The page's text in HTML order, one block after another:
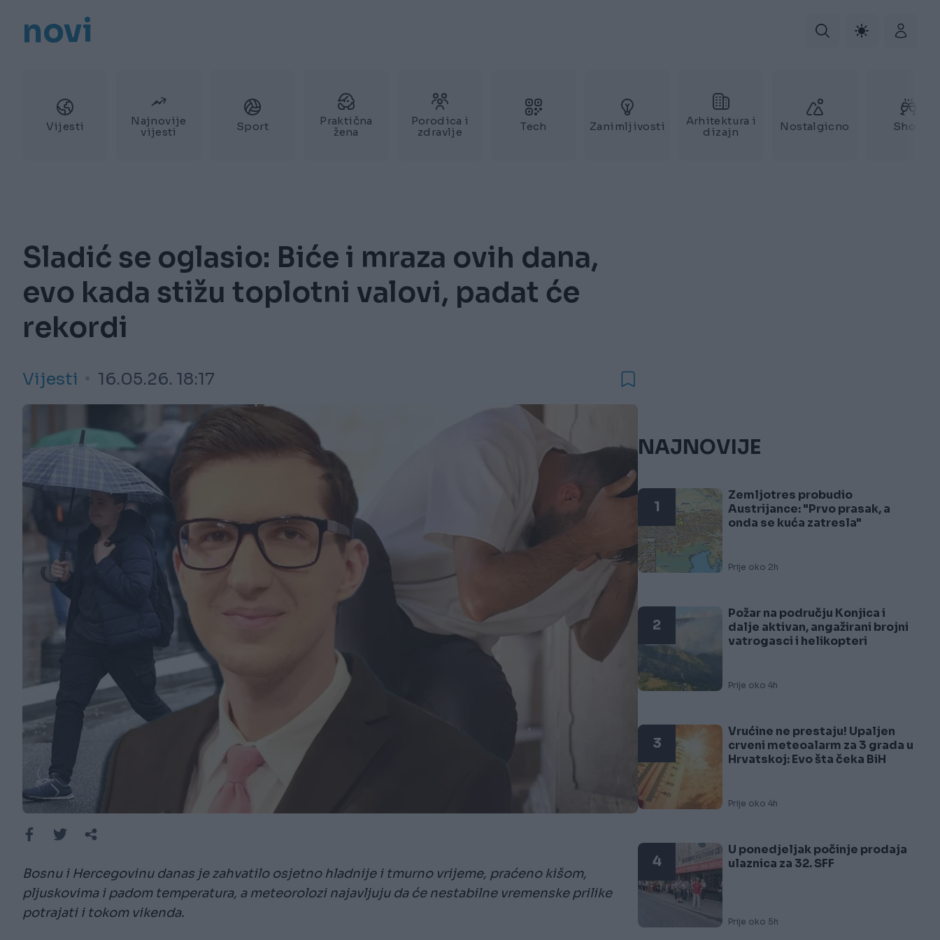
novi
Vijesti
Najnovije
vijesti
Sport
Praktična
žena
Porodica i
zdravlje
Tech Zanimljivosti
Arhitektura i
dizajn
Nostalgicno Show
Sladić se oglasio: Biće i mraza ovih dana,
evo kada stižu toplotni valovi, padat će
rekordi
Vijesti 16.05.26. 18:17
Bosnu i Hercegovinu danas je zahvatilo osjetno hladnije i tmurno vrijeme, praćeno kišom,
pljuskovima i padom temperatura, a meteorolozi najavljuju da će nestabilne vremenske prilike
potrajati i tokom vikenda.
NAJNOVIJE
1
Zemljotres probudio
Austrijance: "Prvo prasak, a
onda se kuća zatresla"
Prije oko 2h
2
Požar na području Konjica i
dalje aktivan, angažirani brojni
vatrogasci i helikopteri
Prije oko 4h
3
Vrućine ne prestaju! Upaljen
crveni meteoalarm za 3 grada u
Hrvatskoj: Evo šta čeka BiH
Prije oko 4h
4
U ponedjeljak počinje prodaja
ulaznica za 32. SFF
Prije oko 5h